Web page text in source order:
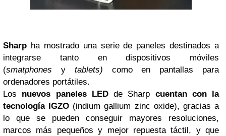
Sharp ha mostrado una serie de paneles destinados a
integrarse tanto en dispositivos móviles
(smatphones y tablets) como en pantallas para
ordenadores portátiles.
Los nuevos paneles LEDde Sharp cuentan con la
tecnología IGZO (indium gallium zinc oxide), gracias a
lo que se pueden conseguir mayores resoluciones,
marcos más pequeños y mejor repuesta táctil, y que